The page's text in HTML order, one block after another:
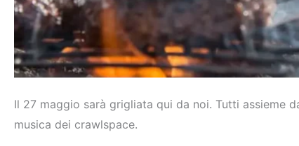
Il 27 maggio sarà grigliata qui da noi. Tutti assieme
musica dei crawlspace.